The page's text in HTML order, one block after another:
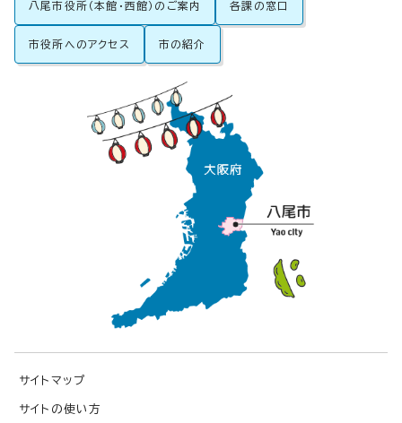
八尾市役所（本館・西館）のご案内 各課の窓口
市役所へのアクセス 市の紹介
サイトマップ
サイトの使い方